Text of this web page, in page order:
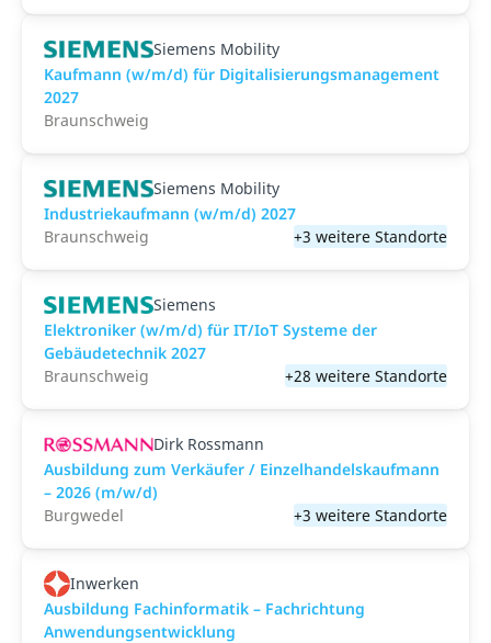
Siemens Mobility
Kaufmann (w/m/d) für Digitalisierungsmanagement
2027
Braunschweig
Siemens Mobility
Industriekaufmann (w/m/d) 2027
Braunschweig
+3 weitere Standorte
Siemens
Elektroniker (w/m/d) für IT/IoT Systeme der
Gebäudetechnik 2027
Braunschweig
+28 weitere Standorte
Dirk Rossmann
Ausbildung zum Verkäufer / Einzelhandelskaufmann
– 2026 (m/w/d)
Burgwedel
+3 weitere Standorte
Inwerken
Ausbildung Fachinformatik – Fachrichtung
Anwendungsentwicklung